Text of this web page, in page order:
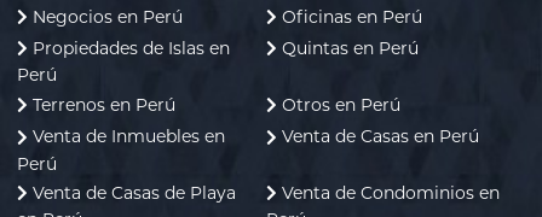
Negocios en Perú
Oficinas en Perú
Propiedades de Islas en
Perú
Quintas en Perú
Terrenos en Perú
Otros en Perú
Venta de Inmuebles en
Perú
Venta de Casas en Perú
Venta de Casas de Playa
Venta de Condominios en